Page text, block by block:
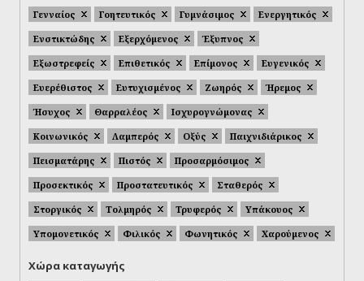
Γενναίος
Γοητευτικός Γυμνάσιμος
Ενεργητικός
Ενστικτώδης
Εξερχόμενος
Έξυπνος
Εξωστρεφείς
Επιθετικός Επίμονος
Ευγενικός
Ευερέθιστος
Ευτυχισμένος Ζωηρός
Ήρεμος
Ήσυχος
Θαρραλέος
Ισχυρογνώμονας
Κοινωνικός
Λαμπερός Οξύς
Παιχνιδιάρικος
Πεισματάρης
Πιστός
Προσαρμόσιμος
Προσεκτικός
Προστατευτικός
Σταθερός
Στοργικός
Τολμηρός Τρυφερός
Υπάκουος
Υπομονετικός
Φιλικός Φωνητικός Χαρούμενος
Χώρα καταγωγής